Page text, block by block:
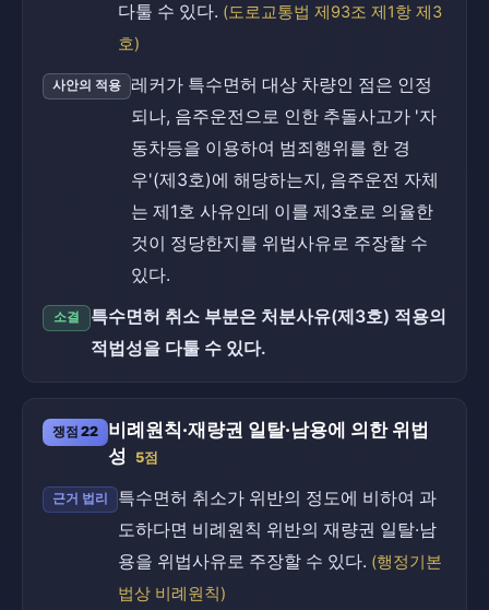
다툴 수 있다. (도로교통법 제93조 제1항 제3
호)
사안의 적용
레커가 특수면허 대상 차량인 점은 인정
되나, 음주운전으로 인한 추돌사고가 '자
동차등을 이용하여 범죄행위를 한 경
우'(제3호)에 해당하는지, 음주운전 자체
는 제1호 사유인데 이를 제3호로 의율한
것이 정당한지를 위법사유로 주장할 수
있다.
소결
특수면허 취소 부분은 처분사유(제3호) 적용의
적법성을 다툴 수 있다.
쟁점 22
비례원칙·재량권 일탈·남용에 의한 위법
성 5점
근거 법리
특수면허 취소가 위반의 정도에 비하여 과
도하다면 비례원칙 위반의 재량권 일탈·남
용을 위법사유로 주장할 수 있다. (행정기본
법상 비례원칙)